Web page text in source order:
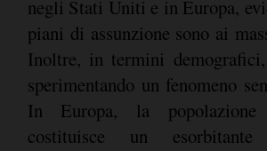
negli Stati Uniti e in Europa,
piani di assunzione sono ai
Inoltre, in termini
sperimentando un fenomeno
In Europa, la
costituisce un